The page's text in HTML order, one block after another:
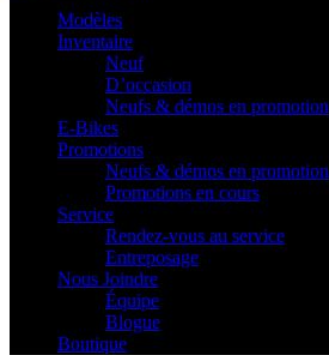
Modèles
Inventaire
Neuf
D’occasion
Neufs & démos en promotion
E-Bikes
Promotions
Neufs & démos en promotion
Promotions en cours
Service
Rendez-vous au service
Entreposage
Nous Joindre
Équipe
Blogue
Boutique